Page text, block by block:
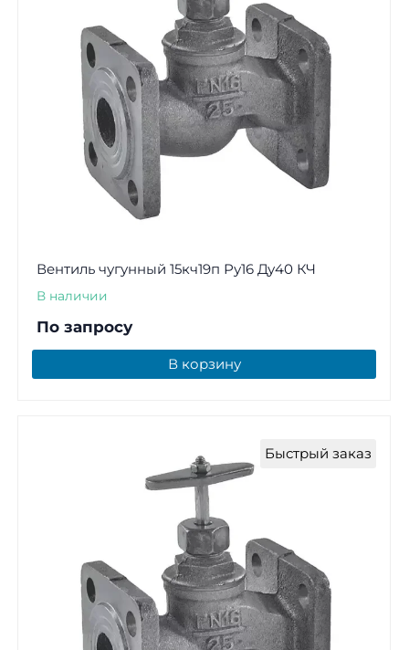
Вентиль чугунный 15кч19п Ру16 Ду40 КЧ
В наличии
По запросу
В корзину
Быстрый заказ